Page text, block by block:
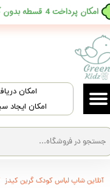
​امکان
امکان ایجاد
حساب کاربری من
تغییر گذر واژه
سفارشات
خروج از حساب کاربری
​امکان پرداخت 4 قسطه بدون کارمزد، در ترب پی فعال شد
آنلاین شاپ لباس کودک گرین کیدز